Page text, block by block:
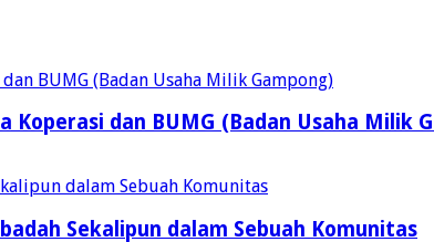
Koperasi dan BUMG (Badan Usaha Milik
Sekalipun dalam Sebuah Komunitas